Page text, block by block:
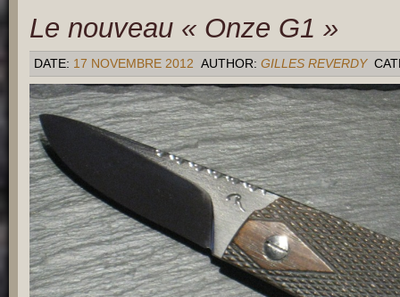
Le nouveau « Onze G1 »
DATE: 17 NOVEMBRE 2012 AUTHOR: GILLES REVERDY